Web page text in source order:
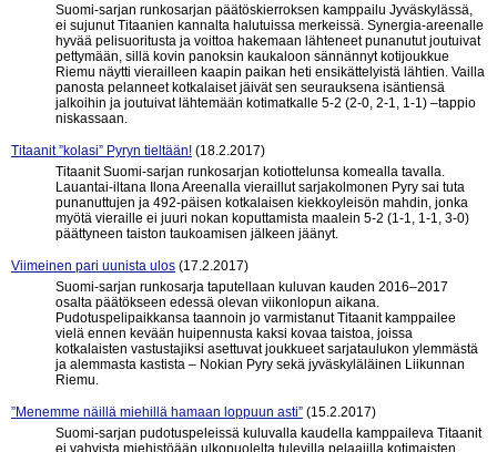
Suomi-sarjan runkosarjan päätöskierroksen kamppailu Jyväskylässä,
ei sujunut Titaanien kannalta halutuissa merkeissä. Synergia-areenalle
hyvää pelisuoritusta ja voittoa hakemaan lähteneet punanutut joutuivat
pettymään, sillä kovin panoksin kaukaloon sännännyt kotijoukkue
Riemu näytti vierailleen kaapin paikan heti ensikättelyistä lähtien. Vailla
panosta pelanneet kotkalaiset jäivät sen seurauksena isäntiensä
jalkoihin ja joutuivat lähtemään kotimatkalle 5-2 (2-0, 2-1, 1-1) –tappio
niskassaan.
Titaanit ”kolasi” Pyryn tieltään! (18.2.2017)
Titaanit Suomi-sarjan runkosarjan kotiottelunsa komealla tavalla.
Lauantai-iltana Ilona Areenalla vieraillut sarjakolmonen Pyry sai tuta
punanuttujen ja 492-päisen kotkalaisen kiekkoyleisön mahdin, jonka
myötä vieraille ei juuri nokan koputtamista maalein 5-2 (1-1, 1-1, 3-0)
päättyneen taiston taukoamisen jälkeen jäänyt.
Viimeinen pari uunista ulos (17.2.2017)
Suomi-sarjan runkosarja taputellaan kuluvan kauden 2016–2017
osalta päätökseen edessä olevan viikonlopun aikana.
Pudotuspelipaikkansa taannoin jo varmistanut Titaanit kamppailee
vielä ennen kevään huipennusta kaksi kovaa taistoa, joissa
kotkalaisten vastustajiksi asettuvat joukkueet sarjataulukon ylemmästä
ja alemmasta kastista – Nokian Pyry sekä jyväskyläläinen Liikunnan
Riemu.
”Menemme näillä miehillä hamaan loppuun asti” (15.2.2017)
Suomi-sarjan pudotuspeleissä kuluvalla kaudella kamppaileva Titaanit
ei vahvista miehistöään ulkopuolelta tulevilla pelaajilla kotimaisten